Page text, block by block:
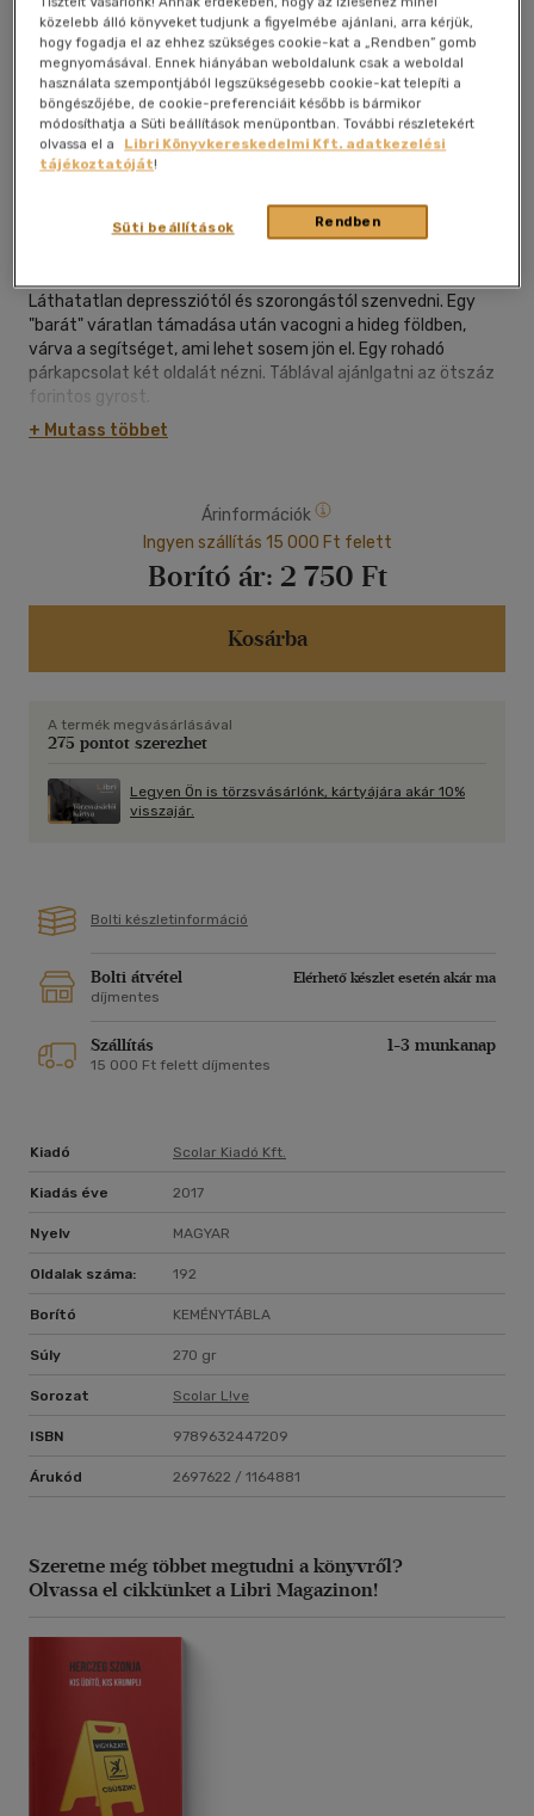
Kívánságlistához adom
magyar nyelvű|keménytábla
Láthatatlan depressziótól és szorongástól szenvedni. Egy
"barát" váratlan támadása után vacogni a hideg földben,
várva a segítséget, ami lehet sosem jön el. Egy rohadó
párkapcsolat két oldalát nézni. Táblával ajánlgatni az ötszáz
forintos gyrost.
...gyilkolni azért, hogy megbosszuljuk szerettünket.
Átlagos emberek fiktív történetei kicsit sem átlagos, ám
+ Mutass többet
Árinformációk
Ingyen szállítás 15 000 Ft felett
Borító ár: 2 750 Ft
Kosárba
A termék megvásárlásával
275 pontot szerezhet
Legyen Ön is törzsvásárlónk, kártyájára akár 10%
visszajár.
Bolti készletinformáció
Bolti átvétel
Elérhető készlet esetén akár ma
díjmentes
Szállítás 1-3 munkanap
15 000 Ft felett díjmentes
Kiadó Scolar Kiadó Kft.
Kiadás éve 2017
Nyelv MAGYAR
Oldalak száma: 192
Borító KEMÉNYTÁBLA
Súly 270 gr
Sorozat Scolar L!ve
ISBN 9789632447209
Árukód 2697622 / 1164881
Szeretne még többet megtudni a könyvről?
Olvassa el cikkünket a Libri Magazinon!
közelebb álló könyveket tudjunk a figyelmébe ajánlani, arra kérjük,
hogy fogadja el az ehhez szükséges cookie-kat a „Rendben” gomb
megnyomásával. Ennek hiányában weboldalunk csak a weboldal
használata szempontjából legszükségesebb cookie-kat telepíti a
böngészőjébe, de cookie-preferenciáit később is bármikor
módosíthatja a Süti beállítások menüpontban. További részletekért
olvassa el a
Libri Könyvkereskedelmi Kft. adatkezelési
tájékoztatóját!
Rendben
Süti beállítások